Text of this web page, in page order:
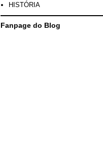
HISTÓRIA
Fanpage do Blog